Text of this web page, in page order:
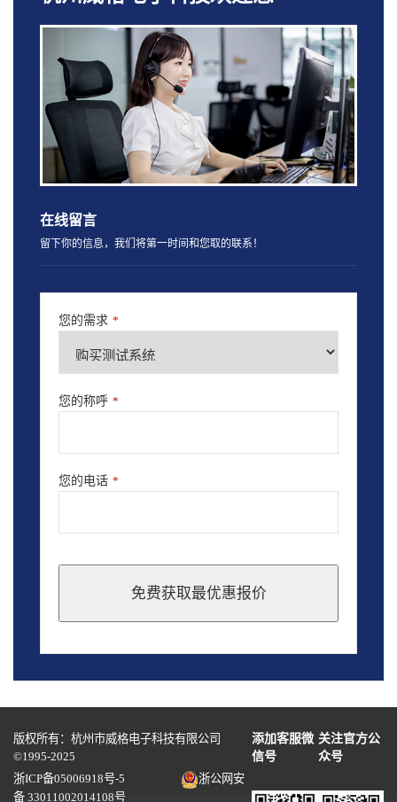
在线留言
留下你的信息，我们将第一时间和您取的联系！
您的需求 *
您的称呼 *
您的电话 *
免费获取最优惠报价
should
blank
版权所有：杭州市威格电子科技有限公司
©1995-2025
添加客服微
信号
关注官方公
众号
浙ICP备05006918号-5
浙公网安
备 33011002014108号